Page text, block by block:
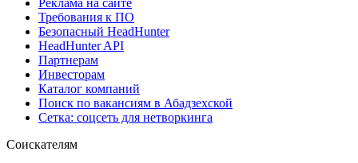
Требования к ПО
Безопасный HeadHunter
HeadHunter API
Партнерам
Инвесторам
Каталог компаний
Поиск по вакансиям в Абадзехской
Сетка: соцсеть для нетворкинга
Соискателям